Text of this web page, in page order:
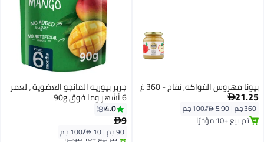
بيونا مهروس الفواكه, تفاح - 360 غ
21.25
360 جم |
تم بيع +10 مؤخرًا
تم بيع +10 مؤخرًا
جربر بيوريه المانجو العضوية ، لعمر
6 أشهر وما فوق 90g
4.0
8
9
90 جم |10 /⁨/100 جم⁩